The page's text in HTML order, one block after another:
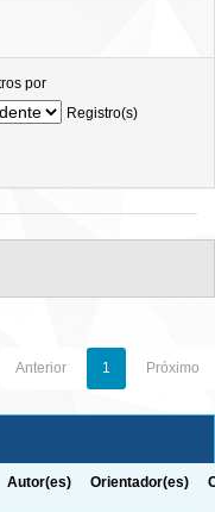
por
Registro(s)
Anterior 1 Próximo
Autor(es) Orientador(es)